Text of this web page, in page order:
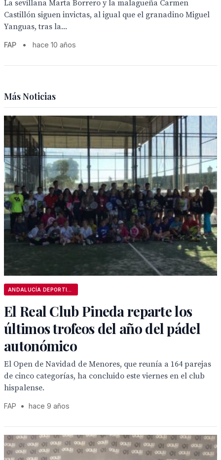
La sevillana Marta Borrero y la malagueña Carmen
Castillón siguen invictas, al igual que el granadino Miguel
Yanguas, tras la...
FAP • hace 10 años
Más Noticias
El Real Club Pineda reparte los
últimos trofeos del año del pádel
autonómico
El Open de Navidad de Menores, que reunía a 164 parejas
de cinco categorías, ha concluido este viernes en el club
hispalense.
FAP • hace 9 años